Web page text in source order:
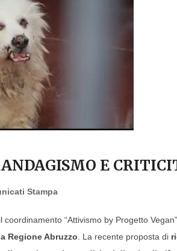
E
Stampa
“Attivismo by Progetto
Regione Abruzzo . La recente proposta di